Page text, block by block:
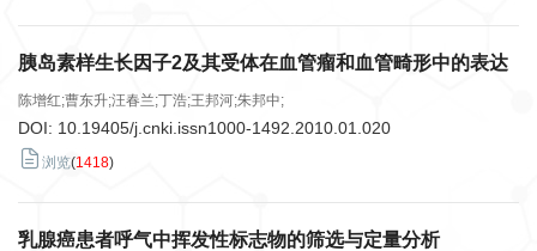
胰岛素样生长因子2及其受体在血管瘤和血管畸形中的表达
陈增红;曹东升;汪春兰;丁浩;王邦河;朱邦中;
DOI: 10.19405/j.cnki.issn1000-1492.2010.01.020
浏览(1418)
乳腺癌患者呼气中挥发性标志物的筛选与定量分析